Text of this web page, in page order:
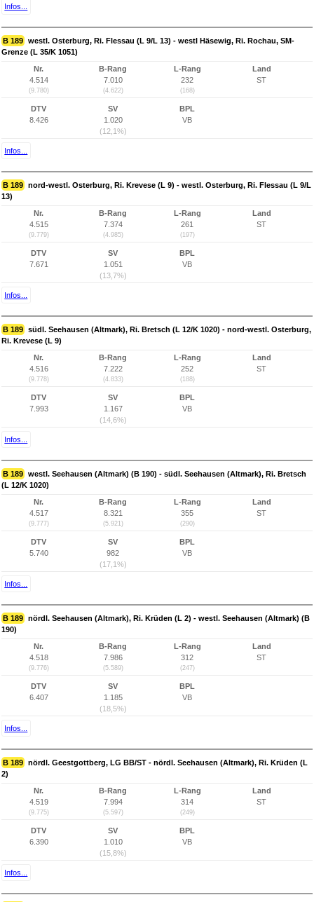
Infos...
B 189 westl. Osterburg, Ri. Flessau (L 9/L 13) - westl Häsewig, Ri. Rochau, SM-
Grenze (L 35/K 1051)
Nr.
4.514
(9.780)
B-Rang
7.010
(4.622)
L-Rang
232
(168)
Land
ST
DTV
8.426
SV
1.020
(12,1%)
BPL
VB
Infos...
B 189 nord-westl. Osterburg, Ri. Krevese (L 9) - westl. Osterburg, Ri. Flessau (L 9/L
13)
Nr.
4.515
(9.779)
B-Rang
7.374
(4.985)
L-Rang
261
(197)
Land
ST
DTV
7.671
SV
1.051
(13,7%)
BPL
VB
Infos...
B 189 südl. Seehausen (Altmark), Ri. Bretsch (L 12/K 1020) - nord-westl. Osterburg,
Ri. Krevese (L 9)
Nr.
4.516
(9.778)
B-Rang
7.222
(4.833)
L-Rang
252
(188)
Land
ST
DTV
7.993
SV
1.167
(14,6%)
BPL
VB
Infos...
B 189 westl. Seehausen (Altmark) (B 190) - südl. Seehausen (Altmark), Ri. Bretsch
(L 12/K 1020)
Nr.
4.517
(9.777)
B-Rang
8.321
(5.921)
L-Rang
355
(290)
Land
ST
DTV
5.740
SV
982
(17,1%)
BPL
VB
Infos...
B 189 nördl. Seehausen (Altmark), Ri. Krüden (L 2) - westl. Seehausen (Altmark) (B
190)
Nr.
4.518
(9.776)
B-Rang
7.986
(5.589)
L-Rang
312
(247)
Land
ST
DTV
6.407
SV
1.185
(18,5%)
BPL
VB
Infos...
B 189 nördl. Geestgottberg, LG BB/ST - nördl. Seehausen (Altmark), Ri. Krüden (L
2)
Nr.
4.519
(9.775)
B-Rang
7.994
(5.597)
L-Rang
314
(249)
Land
ST
DTV
6.390
SV
1.010
(15,8%)
BPL
VB
Infos...